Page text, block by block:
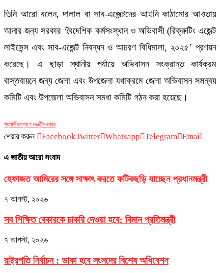
তিনি আরো বলেন, দালাল বা সাব-এজেন্টদের আইনি কাঠামোর আওতায়
আনার জন্য সরকার ‘বৈদেশিক কর্মসংস্থান ও অভিবাসী (রিক্রুটিং এজেন্ট
লাইসেন্স এবং সাব-এজেন্ট নিবন্ধন ও আচরণ বিধিমালা, ২০২৫’ প্রণয়ন
করেছে। এ ছাড়া স্থানীয় পর্যায়ে অভিবাসন সংক্রান্ত কার্যক্রম
বাস্তবায়নে জন্য জেলা এবং উপজেলা যথাক্রমে জেলা অভিবাসন সমন্বয়
কমিটি এবং উপজেলা অভিবাসন সমধা কমিটি গঠন করা হয়েছে।
প্রবাসীকল্যাণ মন্ত্রীসরকার
শেয়ার করুন FacebookTwitter Whatsapp Telegram Email
এ জাতীয় আরো সংবাদ
হেফাজত আমিরের সঙ্গে সাক্ষাৎ করতে ফটিকছড়ি যাচ্ছেন প্রধানমন্ত্রী
৭ আগস্ট, ২০২৬
সব শিক্ষিত বেকারকে চাকরি দেওয়া হবে: বিমান প্রতিমন্ত্রী
৭ আগস্ট, ২০২৬
রাষ্ট্রপতি নির্বাচন : ডাকা হবে সংসদের বিশেষ অধিবেশন